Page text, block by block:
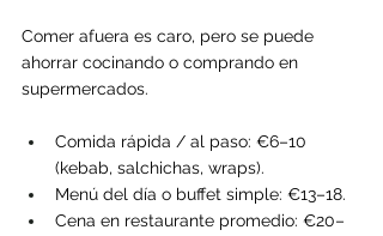
Comer afuera es caro, pero se puede
ahorrar cocinando o comprando en
supermercados.
Comida rápida / al paso: €6–10
(kebab, salchichas, wraps).
Menú del día o buffet simple: €13–18.
Cena en restaurante promedio: €20–